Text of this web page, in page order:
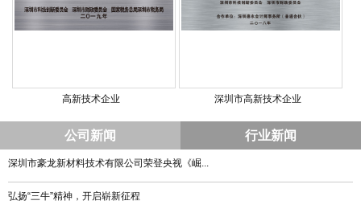
高新技术企业 深圳市高新技术企业
公司新闻 行业新闻
深圳市豪龙新材料技术有限公司荣登央视《崛...
弘扬“三牛”精神，开启崭新征程